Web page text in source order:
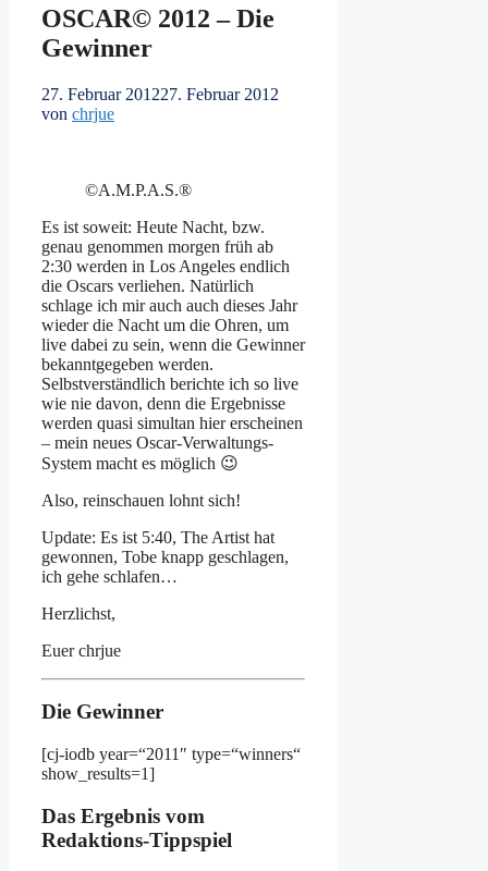
OSCAR© 2012 – Die
Gewinner
27. Februar 201227. Februar 2012
von chrjue
©A.M.P.A.S.®
Es ist soweit: Heute Nacht, bzw.
genau genommen morgen früh ab
2:30 werden in Los Angeles endlich
die Oscars verliehen. Natürlich
schlage ich mir auch auch dieses Jahr
wieder die Nacht um die Ohren, um
live dabei zu sein, wenn die Gewinner
bekanntgegeben werden.
Selbstverständlich berichte ich so live
wie nie davon, denn die Ergebnisse
werden quasi simultan hier erscheinen
– mein neues Oscar-Verwaltungs-
System macht es möglich 😉
Also, reinschauen lohnt sich!
Update: Es ist 5:40, The Artist hat
gewonnen, Tobe knapp geschlagen,
ich gehe schlafen…
Herzlichst,
Euer chrjue
Die Gewinner
[cj-iodb year=“2011″ type=“winners“
show_results=1]
Das Ergebnis vom
Redaktions-Tippspiel